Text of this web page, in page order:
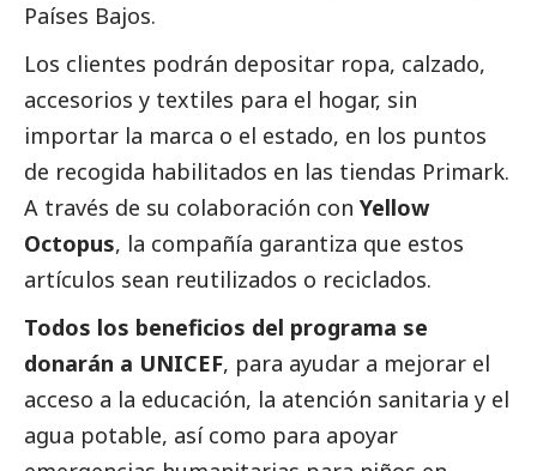
Países Bajos.
Los clientes podrán depositar ropa, calzado,
accesorios y textiles para el hogar, sin
importar la marca o el estado, en los puntos
de recogida habilitados en las tiendas Primark.
A través de su colaboración con Yellow
Octopus, la compañía garantiza que estos
artículos sean reutilizados o reciclados.
Todos los beneficios del programa se
donarán a UNICEF, para ayudar a mejorar el
acceso a la educación, la atención sanitaria y el
agua potable, así como para apoyar